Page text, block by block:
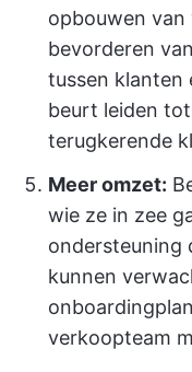
opbouwen
bevorderen
tussen klanten
beurt leiden
terugkerende
Meer omzet:
wie ze in zee
ondersteuning
kunnen
verkoopteam